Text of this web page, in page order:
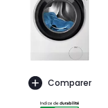
Comparer